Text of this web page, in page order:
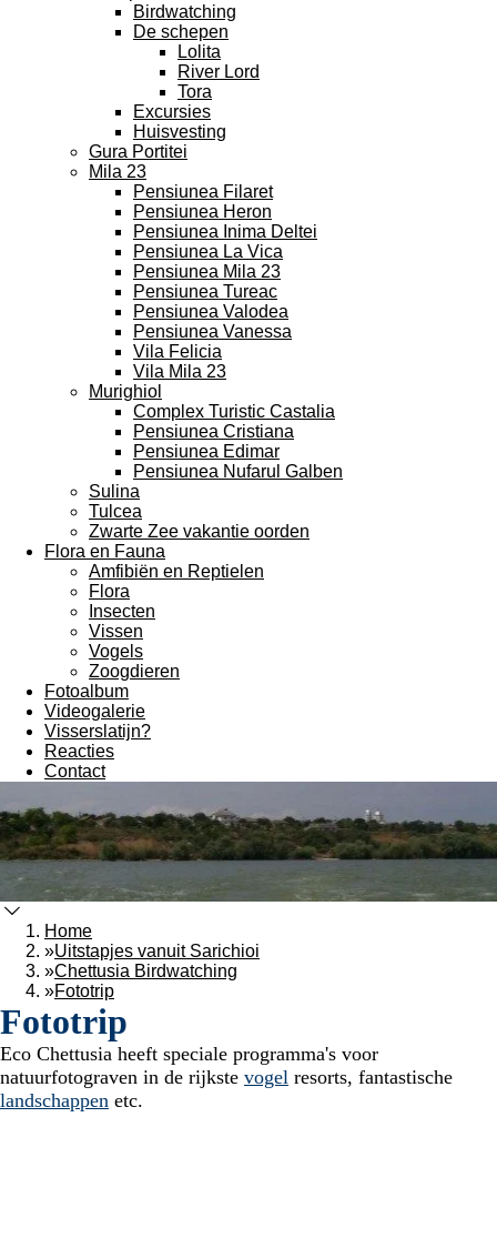
Birdwatching
De schepen
Lolita
River Lord
Tora
Excursies
Huisvesting
Gura Portitei
Mila 23
Pensiunea Filaret
Pensiunea Heron
Pensiunea Inima Deltei
Pensiunea La Vica
Pensiunea Mila 23
Pensiunea Tureac
Pensiunea Valodea
Pensiunea Vanessa
Vila Felicia
Vila Mila 23
Murighiol
Complex Turistic Castalia
Pensiunea Cristiana
Pensiunea Edimar
Pensiunea Nufarul Galben
Sulina
Tulcea
Zwarte Zee vakantie oorden
Flora en Fauna
Amfibiën en Reptielen
Flora
Insecten
Vissen
Vogels
Zoogdieren
Fotoalbum
Videogalerie
Visserslatijn?
Reacties
Contact
Home
»Uitstapjes vanuit Sarichioi
»Chettusia Birdwatching
»Fototrip
Fototrip
Eco Chettusia heeft speciale programma's voor
natuurfotograven in de rijkste vogel resorts, fantastische
landschappen etc.